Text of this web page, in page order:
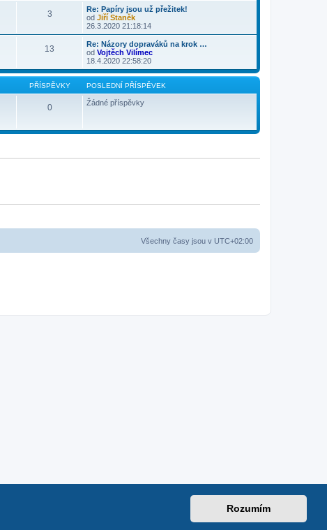
Rozumím
3
Re: Papíry jsou už přežitek!
od Jiří Staněk
26.3.2020 21:18:14
13
Re: Názory dopraváků na krok …
od Vojtěch Vilímec
18.4.2020 22:58:20
PŘÍSPĚVKY POSLEDNÍ PŘÍSPĚVEK
0 Žádné příspěvky
Všechny časy jsou v UTC+02:00